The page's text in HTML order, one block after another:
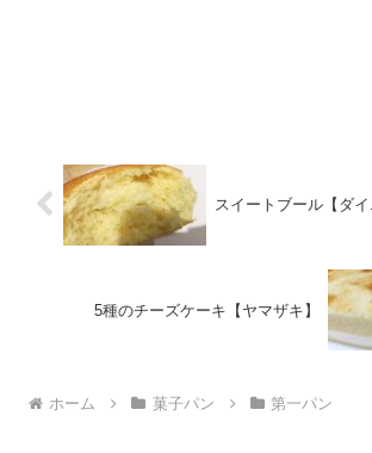
スイートブール【ダイ
5種のチーズケーキ【ヤマザキ】
ホーム 菓子パン 第一パン